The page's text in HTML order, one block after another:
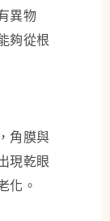
異物
夠從根
角膜與
現乾眼
化。